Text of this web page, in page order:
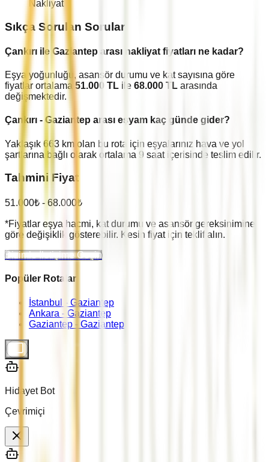
Nakliyat
Sıkça Sorulan Sorular
Çankırı ile Gaziantep arası nakliyat fiyatları ne kadar?
Eşya yoğunluğu, asansör durumu ve kat sayısına göre
fiyatlar ortalama 51.000 TL ile 68.000 TL arasında
değişmektedir.
Çankırı - Gaziantep arası eşyam kaç günde gider?
Yaklaşık 663 km olan bu rota için eşyalarınız hava ve yol
şartlarına bağlı olarak ortalama 9 saat içerisinde teslim edilir.
Tahmini Fiyat
51.000₺ - 68.000 ₺
*Fiyatlar eşya hacmi, kat durumu ve asansör gereksinimine
göre değişiklik gösterebilir. Kesin fiyat için teklif alın.
Bizimle İletişime Geçin
Popüler Rotalar
İstanbul - Gaziantep
Ankara - Gaziantep
Gaziantep - Gaziantep
Hidayet Bot
Çevrimiçi